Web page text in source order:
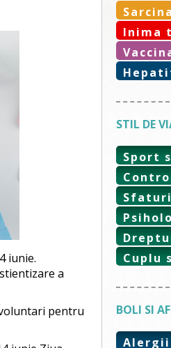
iunie.
a
pentru
Inima
STIL DE
Sport
Cuplu
BOLI SI
Alergii